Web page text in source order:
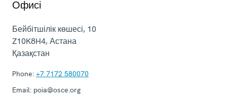
Офисі
Бейбітшілік көшесі, 10
Z10K8H4,Астана
Қазақстан
Phone: +7 7172 580070
Email: poia@osce.org